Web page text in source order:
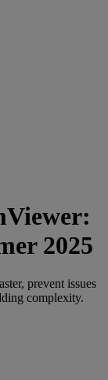
2025
prevent issues
complexity.